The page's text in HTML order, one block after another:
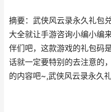
摘要：武侠风云录永久礼包
大全就让手游咨询小编小编
伴们吧，这款游戏的礼包码
话就一定要特别的去注意的
的内容吧~,武侠风云录永久